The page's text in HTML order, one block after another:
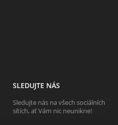
SLEDUJTE NÁS
Sledujte nás na všech sociálních
sítích, ať Vám nic neunikne!